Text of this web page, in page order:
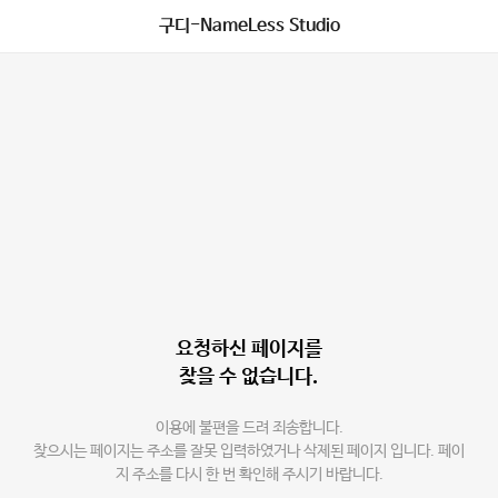
구디-NameLess Studio
요청하신 페이지를
찾을 수 없습니다.
이용에 불편을 드려 죄송합니다.
찾으시는 페이지는 주소를 잘못 입력하였거나 삭제된 페이지 입니다. 페이
지 주소를 다시 한 번 확인해 주시기 바랍니다.